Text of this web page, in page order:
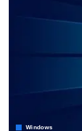
Windows